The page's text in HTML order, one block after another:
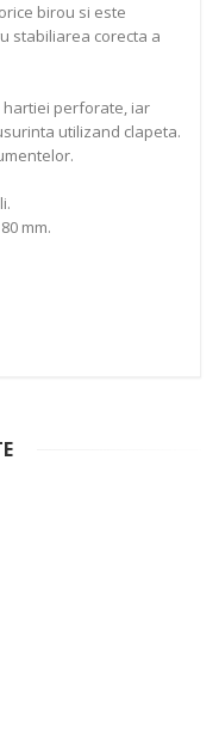
birou si este
stabiliarea corecta a
hartiei perforate, iar
utilizand clapeta.
mm.